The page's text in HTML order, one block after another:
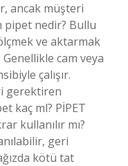
ancak müşteri
pipet nedir? Bullu
ve aktarmak
cam veya
çalışır.
gerektiren
kaç ml? PİPET
kullanılır mı?
geri
kötü tat